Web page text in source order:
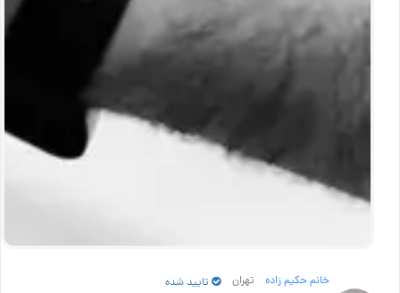
خانم حکیم زاده تهران تایید شده